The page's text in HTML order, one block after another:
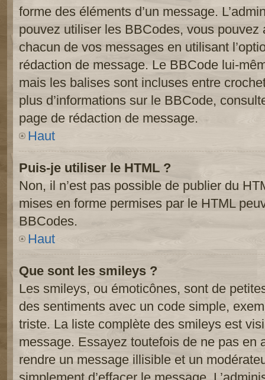
forme des éléments d’un message.
pouvez utiliser les BBCodes, vous
chacun de vos messages en utilisant
rédaction de message. Le BBCode lui-
mais les balises sont incluses entre
plus d’informations sur le BBCode,
page de rédaction de message.
Haut
Puis-je utiliser le HTML ?
Non, il n’est pas possible de publier du
mises en forme permises par le HTML
BBCodes.
Haut
Que sont les smileys ?
Les smileys, ou émoticônes, sont de
des sentiments avec un code simple,
triste. La liste complète des smileys est
message. Essayez toutefois de ne pas en
rendre un message illisible et un